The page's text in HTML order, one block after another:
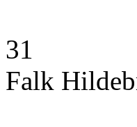
31
Falk